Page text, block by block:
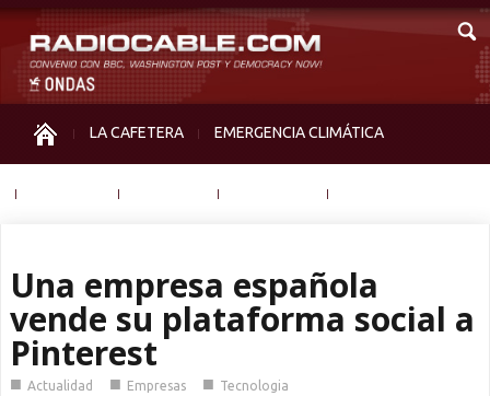
LA CAFETERA EMERGENCIA CLIMÁTICA
Una empresa española
vende su plataforma social a
Pinterest
■ Actualidad ■ Empresas ■ Tecnologia